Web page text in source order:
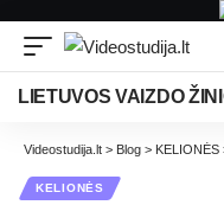
LIETUVOS VAIZDO
Videostudija.lt > Blog > KELIONĖS
KELIONĖS